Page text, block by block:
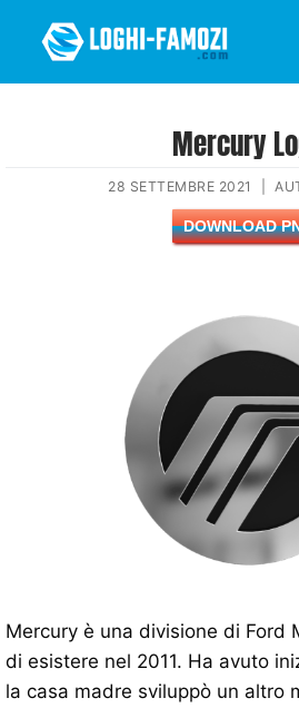
Mercury
28 SETTEMBRE 2021
DOWNLOAD
Mercury è una divisione di Ford
di esistere nel 2011. Ha avuto
la casa madre sviluppò un altro